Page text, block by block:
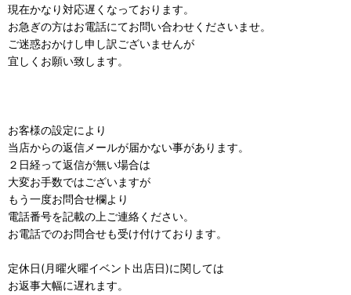
現在かなり対応遅くなっております。
お急ぎの方はお電話にてお問い合わせくださいませ。
ご迷惑おかけし申し訳ございませんが
宜しくお願い致します。
お客様の設定により
当店からの返信メールが届かない事があります。
２日経って返信が無い場合は
大変お手数ではございますが
もう一度お問合せ欄より
電話番号を記載の上ご連絡ください。
お電話でのお問合せも受け付けております。
定休日(月曜火曜イベント出店日)に関しては
お返事大幅に遅れます。